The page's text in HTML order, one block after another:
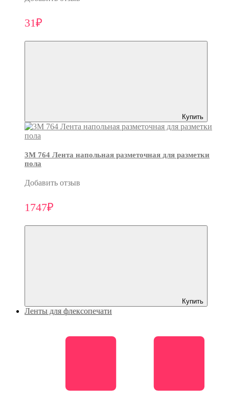
31₽
Купить
3M 764 Лента напольная разметочная для разметки
пола
Добавить отзыв
1747₽
Купить
Ленты для флексопечати